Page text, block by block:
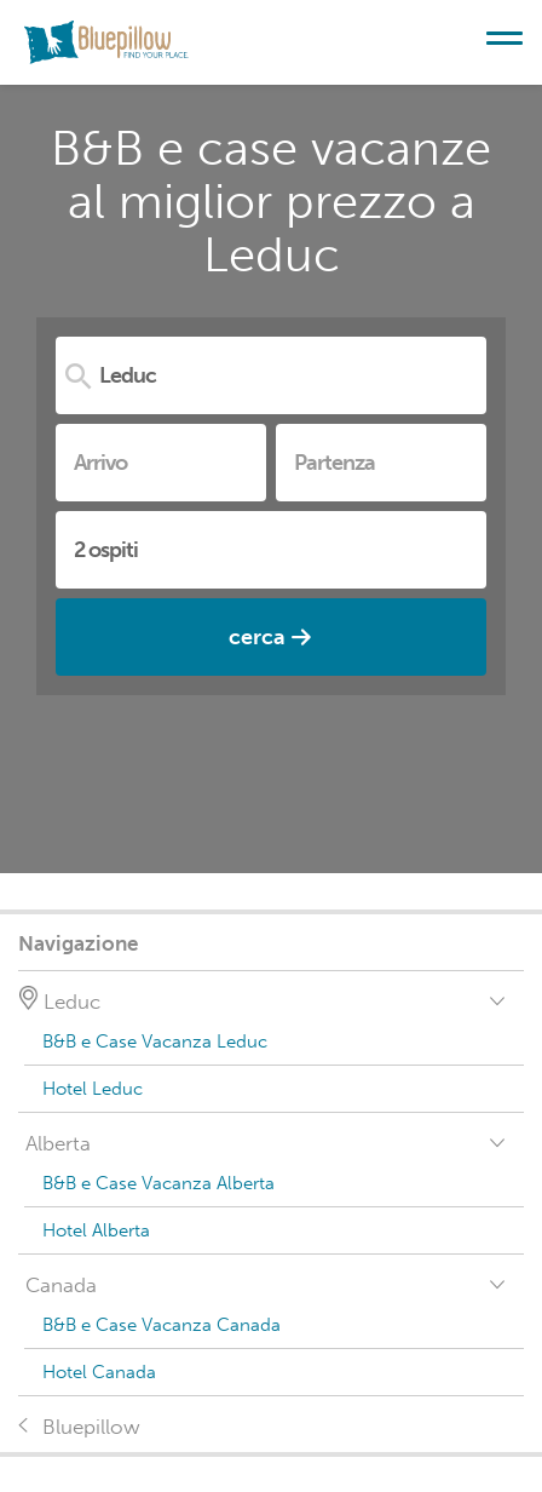
B&B e case vacanze
al miglior prezzo a
Leduc
cerca
Navigazione
Leduc
B&B e Case Vacanza Leduc
Hotel Leduc
Alberta
B&B e Case Vacanza Alberta
Hotel Alberta
Canada
B&B e Case Vacanza Canada
Hotel Canada
Bluepillow